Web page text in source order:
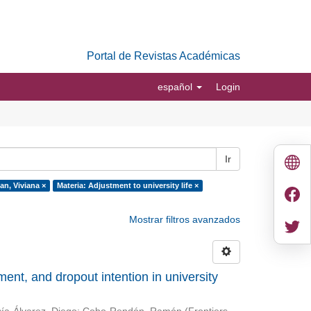
Portal de Revistas Académicas
español Login
Ir
Viviana ×
Materia: Adjustment to university life ×
Mostrar filtros avanzados
and dropout intention in university